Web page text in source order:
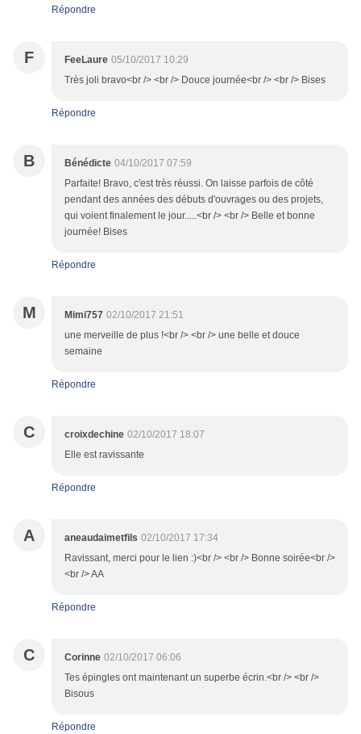
Répondre
F FeeLaure 05/10/2017 10:29
Très joli bravo<br /> <br /> Douce journée<br /> <br /> Bises
Répondre
B Bénédicte 04/10/2017 07:59
Parfaite! Bravo, c'est très réussi. On laisse parfois de côté
pendant des années des débuts d'ouvrages ou des projets,
qui voient finalement le jour.....<br /> <br /> Belle et bonne
journée! Bises
Répondre
M Mimi757 02/10/2017 21:51
une merveille de plus !<br /> <br /> une belle et douce
semaine
Répondre
C croixdechine 02/10/2017 18:07
Elle est ravissante
Répondre
A aneaudaimetfils 02/10/2017 17:34
Ravissant, merci pour le lien :)<br /> <br /> Bonne soirée<br />
<br /> AA
Répondre
C Corinne 02/10/2017 06:06
Tes épingles ont maintenant un superbe écrin.<br /> <br />
Bisous
Répondre